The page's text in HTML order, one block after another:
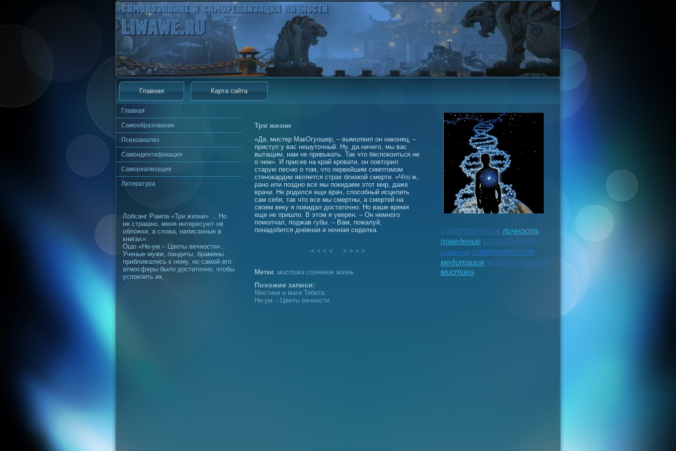
Главная Карта сайта
Главная
Самообразование
Психоанализ
Самоидентификация
Самореализация
Литература
Лобсанг Рампа «Три жизни» ... Но
не страшно, меня интересуют не
обложки, а слова, написанные в
книгах».
Ошо «Не-ум – Цветы вечности»...
Ученые мужи, пандиты, брамины
приближались к нему, но самой его
атмосферы было достаточно, чтобы
успокоить их.
Три жизни
«Да, мистер МакОгуошер, – вымолвил он наконец, –
приступ у вас нешуточный. Ну, да ничего, мы вас
вытащим, нам не привыкать. Так что беспокоиться не
о чем». И присев на край кровати, он повторил
старую песню о том, что первейшим симптомом
стенокардии является страх близкой смерти. «Что ж,
рано или поздно все мы покидаем этот мир, даже
врачи. Не родился еще врач, способный исцелить
сам себя, так что все мы смертны, а смертей на
своем веку я повидал достаточно. Но ваше время
еще не пришло. В этом я уверен. – Он немного
помолчал, поджав губы. – Вам, пожалуй,
понадобится дневная и ночная сиделка.
< < < < > > > >
Метки: мистика сознание жизнь
Похожие записи:
Мистики и маги Тибета.
Не-ум – Цветы вечности
самопознание личность
поведение способности
характер саморазвитие
медитация жизнь сознание
мистика